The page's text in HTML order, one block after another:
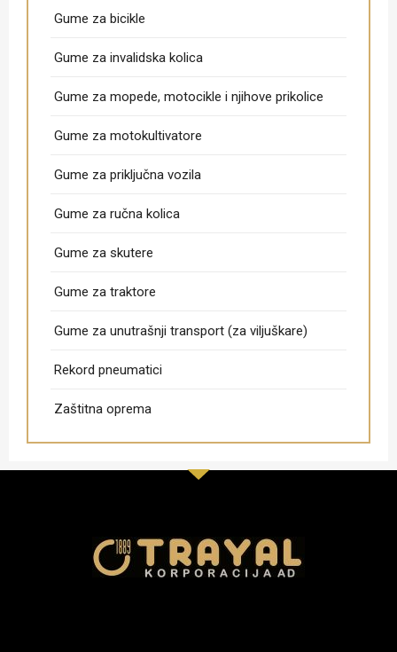
Gume za bicikle
Gume za invalidska kolica
Gume za mopede, motocikle i njihove prikolice
Gume za motokultivatore
Gume za priključna vozila
Gume za ručna kolica
Gume za skutere
Gume za traktore
Gume za unutrašnji transport (za viljuškare)
Rekord pneumatici
Zaštitna oprema